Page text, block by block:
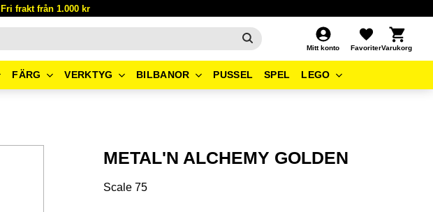
Fri frakt från 1.000 kr
Mitt konto
Favoriter
Kundvagn
FÄRG VERKTYG BILBANOR PUSSEL SPEL LEGO
METAL'N ALCHEMY GOLDEN
Scale 75